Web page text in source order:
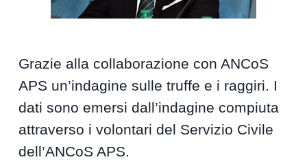
Grazie alla collaborazione con ANCoS
APS un’indagine sulle truffe e i raggiri. I
dati sono emersi dall’indagine compiuta
attraverso i volontari del Servizio Civile
dell’ANCoS APS.